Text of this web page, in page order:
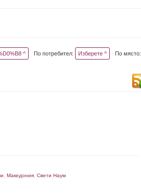
^ По потребител: Изберете ^ По място:
Македония, Свети Наум